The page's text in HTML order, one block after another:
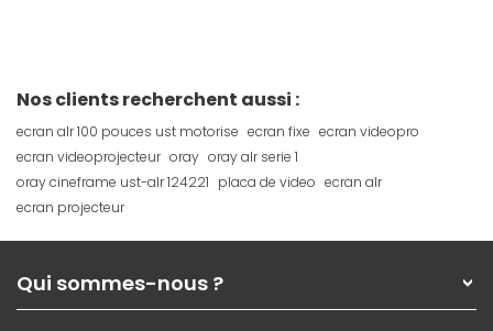
Nos clients recherchent aussi :
ecran alr 100 pouces ust motorise ecran fixe ecran videopro
ecran videoprojecteur oray oray alr serie 1
oray cineframe ust-alr 124221 placa de video ecran alr
ecran projecteur
Qui sommes-nous ?